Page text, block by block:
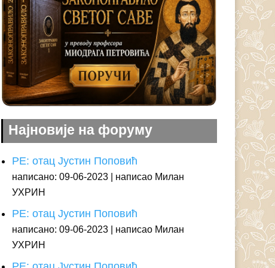
Најновије на форуму
РЕ: отац Јустин Поповић
написано: 09-06-2023
написао Милан
УХРИН
РЕ: отац Јустин Поповић
написано: 09-06-2023
написао Милан
УХРИН